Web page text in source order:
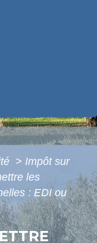
> Impôt sur
les
: EDI ou